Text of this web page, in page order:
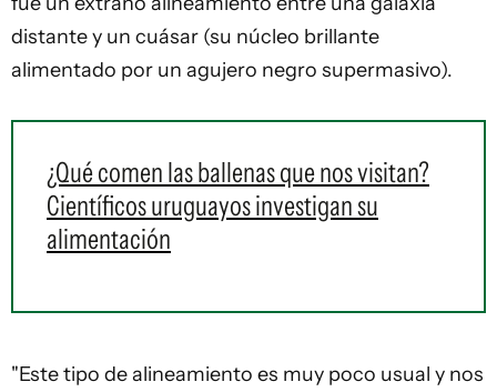
distante y un cuásar (su núcleo brillante
alimentado por un agujero negro supermasivo).
¿Qué comen las ballenas que nos visitan?
Científicos uruguayos investigan su
alimentación
"Este tipo de alineamiento es muy poco usual y nos